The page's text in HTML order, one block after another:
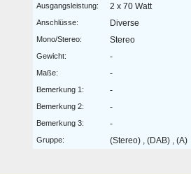
Ausgangsleistung: 2 x 70 Watt
Anschlüsse: Diverse
Mono/Stereo: Stereo
Gewicht: -
Maße: -
Bemerkung 1: -
Bemerkung 2: -
Bemerkung 3: -
Gruppe: (Stereo) , (DAB) , (A)